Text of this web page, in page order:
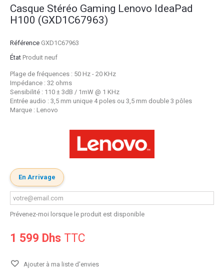
Casque Stéréo Gaming Lenovo IdeaPad
H100 (GXD1C67963)
Référence GXD1C67963
État Produit neuf
Plage de fréquences : 50 Hz - 20 KHz
Impédance : 32 ohms
Sensibilité : 110 ± 3dB / 1mW @ 1 KHz
Entrée audio : 3,5 mm unique 4 poles ou 3,5 mm double 3 pôles
Marque : Lenovo
En Arrivage
Prévenez-moi lorsque le produit est disponible
1 599 Dhs TTC
Ajouter à ma liste d'envies